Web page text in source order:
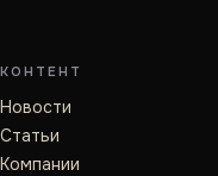
КОНТЕНТ
Новости
Статьи
Компании